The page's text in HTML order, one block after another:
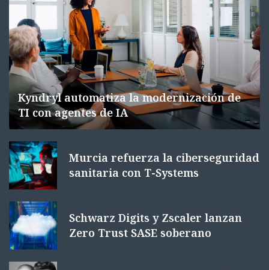
Kyndryl automatiza la modernización de
TI con agentes de IA
Murcia refuerza la ciberseguridad
sanitaria con T-Systems
Schwarz Digits y Zscaler lanzan
Zero Trust SASE soberano